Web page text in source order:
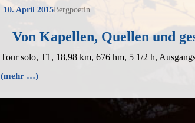
10. April 2015Bergpoetin
Von Kapellen, Quellen und
Tour solo, T1, 18,98 km, 676 hm, 5 1/2 h,
(mehr …)